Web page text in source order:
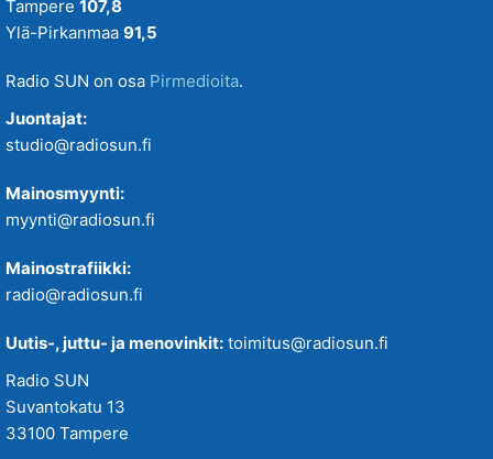
Tampere 107,8
Ylä-Pirkanmaa 91,5
Radio SUN on osa Pirmedioita.
Juontajat:
studio@radiosun.fi
Mainosmyynti:
myynti@radiosun.fi
Mainostrafiikki:
radio@radiosun.fi
Uutis-, juttu- ja menovinkit: toimitus@radiosun.fi
Radio SUN
Suvantokatu 13
33100 Tampere